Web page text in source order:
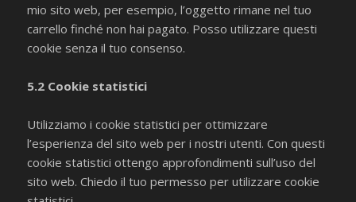
mio sito web, per esempio, l’oggetto rimane nel tuo
carrello finché non hai pagato. Posso utilizzare questi
cookie senza il tuo consenso.
5.2 Cookie statistici
Utilizziamo i cookie statistici per ottimizzare
l’esperienza del sito web per i nostri utenti. Con questi
cookie statistici ottengo approfondimenti sull’uso del
sito web. Chiedo il tuo permesso per utilizzare cookie